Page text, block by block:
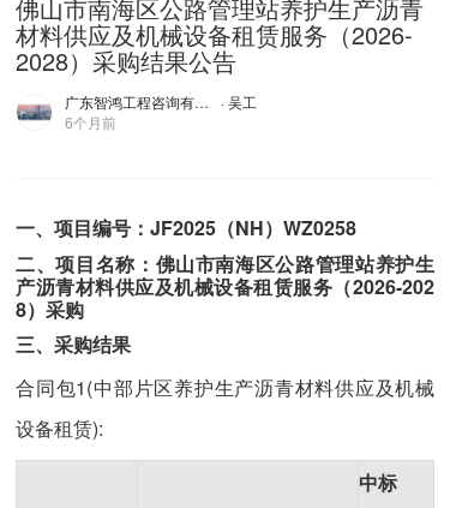
佛山市南海区公路管理站养护生产沥青
材料供应及机械设备租赁服务（2026-
2028）采购结果公告
广东智鸿工程咨询有限公司
· 吴工
6个月前
一、项目编号：JF2025（NH）WZ0258
二、项目名称：佛山市南海区公路管理站养护生
产沥青材料供应及机械设备租赁服务（2026-202
8）采购
三、采购结果
合同包1(中部片区养护生产沥青材料供应及机械
设备租赁):
中标